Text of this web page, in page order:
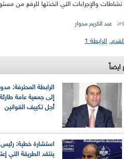
والإجراءات التي اتخذتها للرفع من
عبد الكريم مدوار
, الرابطة 1
ايضاً
الرابطة المحترفة:
إلى جمعية عامة
أجل تكييف القوانين
استشارة خطية: رئيس
ينتقد الطريقة التي